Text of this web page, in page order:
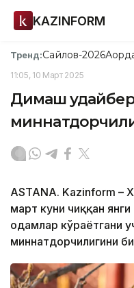
KAZINFORM
Тренд:Сайлов-2026
11:05, 10 Март 2025
Димаш
ASTANA. Kazinform –
март куни чиққан
одамлар кўраётгани
миннатдорчилигини